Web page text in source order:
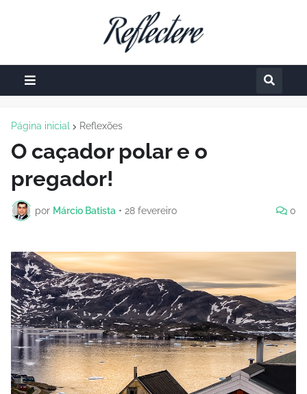
Página inicial Reflexões
O caçador polar e o
pregador!
por Márcio Batista • 28 fevereiro 0